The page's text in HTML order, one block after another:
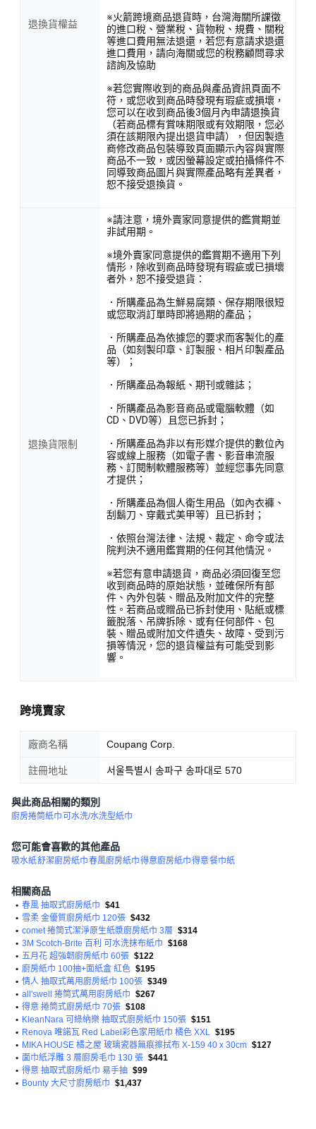
紙張厚實，吸水性強，輕鬆應對各種廚房清潔需求。每張紙巾
尺寸適中，方便抽取使用，一抽即可輕鬆清潔，省時省力。
退換貨權益
※火箭跨境商品退貨時，台灣海關所課徵
的進口稅、營業稅、貨物稅、規費、關稅
等進口費用無法退還，若您有意請求退還
進口費用，請向海關或您的稅務顧問尋求
諮詢及協助
※若您實際收到的商品與產品資訊頁面不
符，或您收到商品時發現有瑕疵或損壞，
您可以在收到商品後3個月內申請退換貨
（若商品標有賞味期限或有效期限，您必
須在該期限內提出退貨申請），但因製造
商修改商品包裝導致頁面顯示內容與實際
商品不一致，或因螢幕設定或拍攝條件不
同導致商品圖片與實際產品略有差異者，
恕不接受退換貨。
退換貨限制
※請注意，境外賣家同意提供的鑑賞期並
非試用期。
※境外賣家同意提供的鑑賞期不適用下列
情形，除收到商品時發現有瑕疵或已損壞
者外，恕不接受退貨：
．所購產品為生鮮易腐類、保存期限很短
或您取消訂單時即將過期的產品；
．所購產品為依據您的要求而客製化的產
品（如刻製印章、訂製服、相片印製產品
等）；
．所購產品為報紙、期刊或雜誌；
．所購產品為影音商品或電腦軟體（如
CD、DVD等）且您已拆封；
．所購產品為非以有形媒介提供的數位內
容或線上服務（如電子書、影音串流服
務、訂閱制軟體服務等）並經您事先同意
才提供；
．所購產品為個人衛生用品（如內衣褲、
刮鬍刀、穿戴式美甲等）且已拆封；
．依照台灣法律、法規、裁定、命令或法
院判決不適用鑑賞期的任何其他情況。
※若您有意申請退貨，商品必須回復至您
收到商品時的原始狀態，並確保所有部
件、內外包裝、贈品及附加文件的完整
性。若商品或贈品已拆封使用、貼紙或標
籤脫落、吊牌拆除、或有任何部件、包
裝、贈品或附加文件遺失、故障、受到污
損等情況，您的退貨權益有可能受到影
響。
跨境賣家
廠商名稱 Coupang Corp.
註冊地址 서울특별시 송파구 송파대로 570
與此商品相關的類別
廚房捲筒紙巾可水洗/水洗型紙巾
您可能會喜歡的其他產品
吸水紙舒潔廚房紙巾春風廚房紙巾得意廚房紙巾得意餐巾紙
相關商品
• 春風 抽取式廚房紙巾 $41
• 雪柔 金優質廚房紙巾 120張 $432
• comet 捲筒式潔淨原生紙漿廚房紙巾 3層 $314
• 3M Scotch-Brite 百利 可水洗抹布紙巾 $168
• 五月花 超強韌廚房紙巾 60張 $122
• 廚房紙巾 100抽+面紙盒 紅色 $195
• 情人 抽取式萬用廚房紙巾 100張 $349
• all'swell 捲筒式萬用廚房紙巾 $267
• 得意 捲筒式廚房紙巾 70張 $108
• KleanNara 可綠納樂 抽取式廚房紙巾 150張 $151
• Renova 唯諾瓦 Red Label彩色家用紙巾 橘色 XXL
$195
• MIKA HOUSE 橘之屋 玻璃瓷器無痕擦拭布 X-159 40 x 30cm $127
• 面巾紙浮雕 3 層廚房毛巾 130 張 $441
• 得意 抽取式廚房紙巾 易手抽 $99
• Bounty 大尺寸廚房紙巾 $1,437